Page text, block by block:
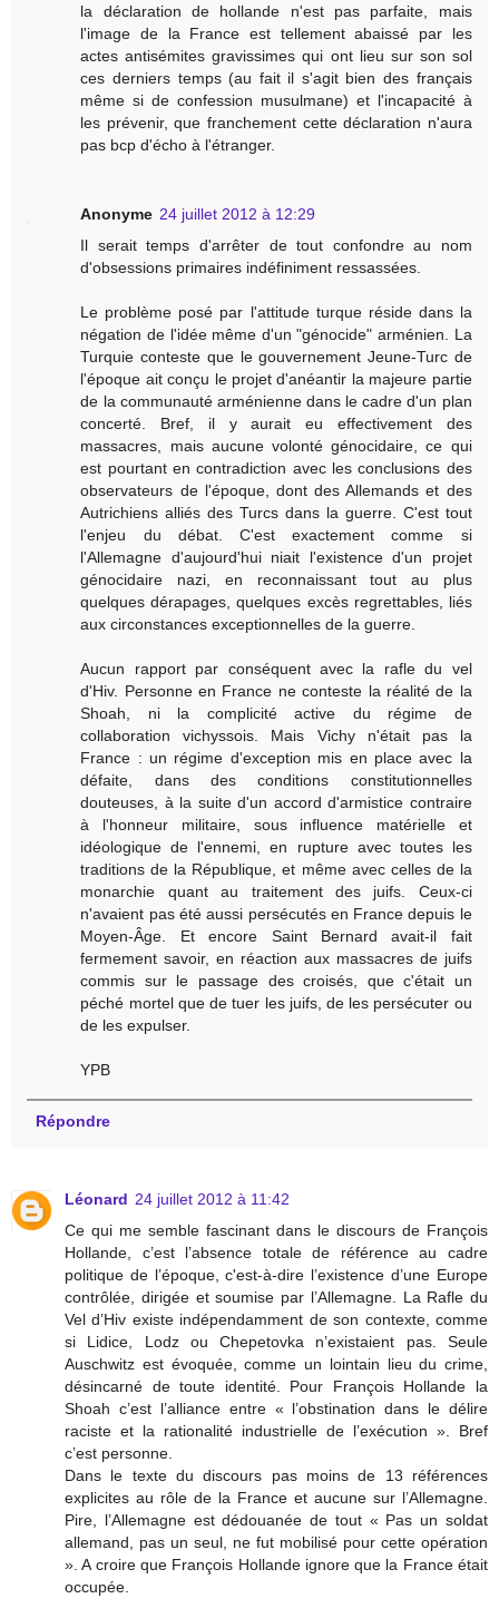
la déclaration de hollande n'est pas parfaite, mais
l'image de la France est tellement abaissé par les
actes antisémites gravissimes qui ont lieu sur son sol
ces derniers temps (au fait il s'agit bien des français
même si de confession musulmane) et l'incapacité à
les prévenir, que franchement cette déclaration n'aura
pas bcp d'écho à l'étranger.
Anonyme 24 juillet 2012 à 12:29
Il serait temps d'arrêter de tout confondre au nom
d'obsessions primaires indéfiniment ressassées.
Le problème posé par l'attitude turque réside dans la
négation de l'idée même d'un "génocide" arménien. La
Turquie conteste que le gouvernement Jeune-Turc de
l'époque ait conçu le projet d'anéantir la majeure partie
de la communauté arménienne dans le cadre d'un plan
concerté. Bref, il y aurait eu effectivement des
massacres, mais aucune volonté génocidaire, ce qui
est pourtant en contradiction avec les conclusions des
observateurs de l'époque, dont des Allemands et des
Autrichiens alliés des Turcs dans la guerre. C'est tout
l'enjeu du débat. C'est exactement comme si
l'Allemagne d'aujourd'hui niait l'existence d'un projet
génocidaire nazi, en reconnaissant tout au plus
quelques dérapages, quelques excès regrettables, liés
aux circonstances exceptionnelles de la guerre.
Aucun rapport par conséquent avec la rafle du vel
d'Hiv. Personne en France ne conteste la réalité de la
Shoah, ni la complicité active du régime de
collaboration vichyssois. Mais Vichy n'était pas la
France : un régime d'exception mis en place avec la
défaite, dans des conditions constitutionnelles
douteuses, à la suite d'un accord d'armistice contraire
à l'honneur militaire, sous influence matérielle et
idéologique de l'ennemi, en rupture avec toutes les
traditions de la République, et même avec celles de la
monarchie quant au traitement des juifs. Ceux-ci
n'avaient pas été aussi persécutés en France depuis le
Moyen-Âge. Et encore Saint Bernard avait-il fait
fermement savoir, en réaction aux massacres de juifs
commis sur le passage des croisés, que c'était un
péché mortel que de tuer les juifs, de les persécuter ou
de les expulser.
YPB
Répondre
Léonard 24 juillet 2012 à 11:42
Ce qui me semble fascinant dans le discours de François
Hollande, c’est l’absence totale de référence au cadre
politique de l’époque, c'est-à-dire l’existence d’une Europe
contrôlée, dirigée et soumise par l’Allemagne. La Rafle du
Vel d’Hiv existe indépendamment de son contexte, comme
si Lidice, Lodz ou Chepetovka n’existaient pas. Seule
Auschwitz est évoquée, comme un lointain lieu du crime,
désincarné de toute identité. Pour François Hollande la
Shoah c’est l’alliance entre « l’obstination dans le délire
raciste et la rationalité industrielle de l’exécution ». Bref
c’est personne.
Dans le texte du discours pas moins de 13 références
explicites au rôle de la France et aucune sur l’Allemagne.
Pire, l’Allemagne est dédouanée de tout « Pas un soldat
allemand, pas un seul, ne fut mobilisé pour cette opération
». A croire que François Hollande ignore que la France était
occupée.